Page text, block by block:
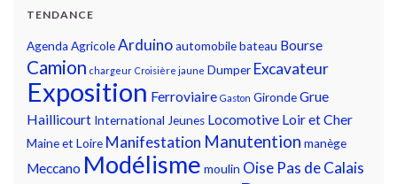
TENDANCE
Agenda AgricoleArduinoautomobilebateau Bourse
Camion chargeur Croisière jaune Dumper Excavateur
Exposition Ferroviaire Gaston GirondeGrue
Haillicourt International Jeunes Locomotive Loir et Cher
Maine et Loire Manifestation Manutention manège
Meccano Modélisme moulin Oise Pas de Calais